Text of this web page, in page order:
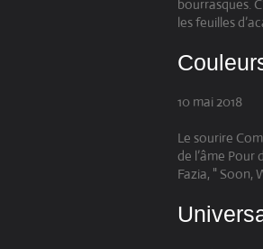
bourrasques.
les feuilles
10 mai 2018
Le sourire
de l’âme Pour
Fazia, " Soon,